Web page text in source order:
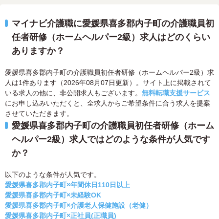
マイナビ介護職に愛媛県喜多郡内子町の介護職員初
任者研修（ホームヘルパー2級）求人はどのくらい
ありますか？
愛媛県喜多郡内子町の介護職員初任者研修（ホームヘルパー2級）求
人は1件あります（2026年08月07日更新）。サイト上に掲載されて
いる求人の他に、非公開求人もございます。 無料転職支援サービス
にお申し込みいただくと、全求人からご希望条件に合う求人を提案
させていただきます。
愛媛県喜多郡内子町の介護職員初任者研修（ホーム
ヘルパー2級）求人ではどのような条件が人気です
か？
以下のような条件が人気です。
愛媛県喜多郡内子町×年間休日110日以上
愛媛県喜多郡内子町×未経験OK
愛媛県喜多郡内子町×介護老人保健施設（老健）
愛媛県喜多郡内子町×正社員(正職員)